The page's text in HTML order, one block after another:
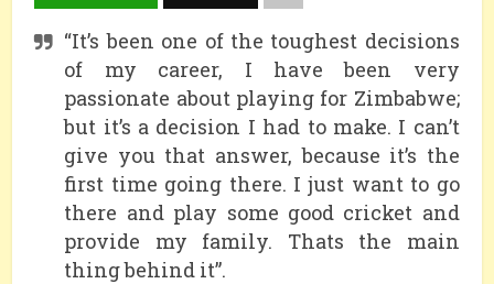
“It’s been one of the toughest decisions
of my career, I have been very
passionate about playing for Zimbabwe;
but it’s a decision I had to make. I can’t
give you that answer, because it’s the
first time going there. I just want to go
there and play some good cricket and
provide my family. Thats the main
thing behind it”.